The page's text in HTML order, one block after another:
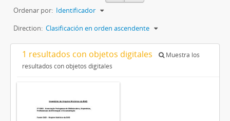
Ordenar por: Identificador
Direction: Clasificación en orden ascendente
1 resultados con objetos digitales
Muestra los
resultados con objetos digitales